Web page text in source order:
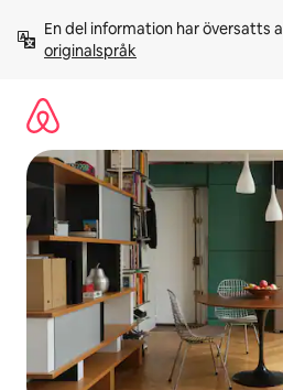
innehåll
En del information har översatts
originalspråk